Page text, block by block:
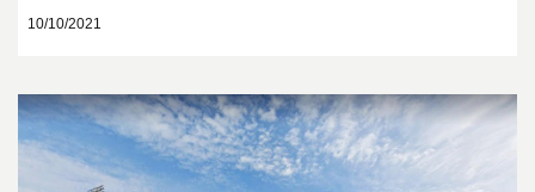
10/10/2021